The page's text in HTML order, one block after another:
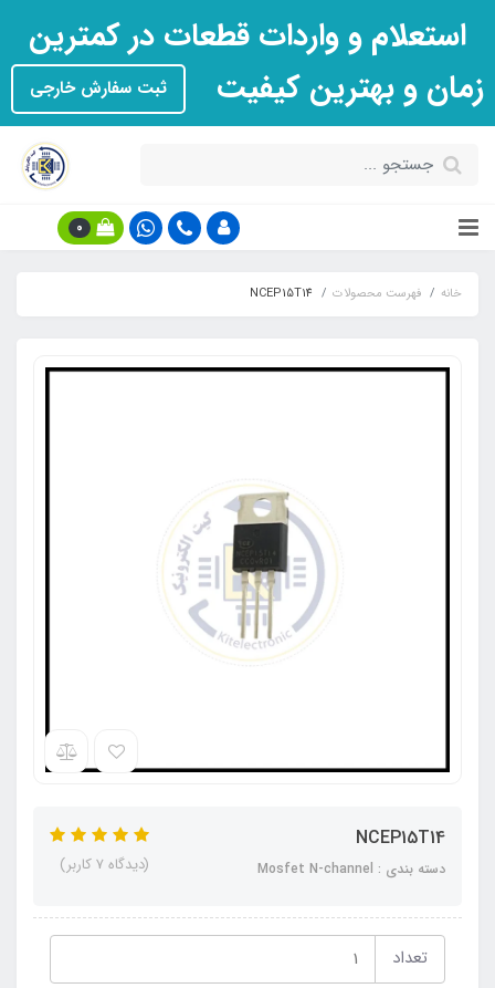
استعلام و واردات قطعات در کمترین
زمان و بهترین کیفیت
ثبت سفارش خارجی
0
خانه فهرست محصولات NCEP15T14
NCEP15T14
دسته بندی : Mosfet N-channel (دیدگاه 7 کاربر)
تعداد